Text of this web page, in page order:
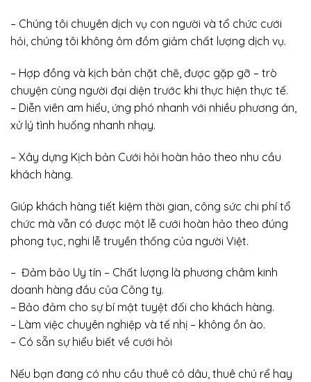
– Chúng tôi chuyên dịch vụ con người và tổ chức cưới
hỏi, chúng tôi không ôm đồm giảm chất lượng dịch vụ.
– Hợp đồng và kịch bản chặt chẽ, được gặp gỡ – trò
chuyện cùng người đại diện trước khi thực hiện thực tế.
– Diễn viên am hiểu, ứng phó nhanh với nhiều phương án,
xử lý tình huống nhanh nhạy.
– Xây dựng Kịch bản Cưới hỏi hoàn hảo theo nhu cầu
khách hàng.
Giúp khách hàng tiết kiệm thời gian, công sức chi phí tổ
chức mà vẫn có được một lễ cưới hoàn hảo theo đúng
phong tục, nghi lễ truyền thống của người Việt.
– Đảm bảo Uy tín – Chất lượng là phương châm kinh
doanh hàng đầu của Công ty.
– Bảo đảm cho sự bí mật tuyệt đối cho khách hàng.
– Làm việc chuyên nghiệp và tế nhị – không ồn ào.
– Có sẵn sự hiểu biết về cưới hỏi
Nếu bạn đang có nhu cầu thuê cô dâu, thuê chú rể hay